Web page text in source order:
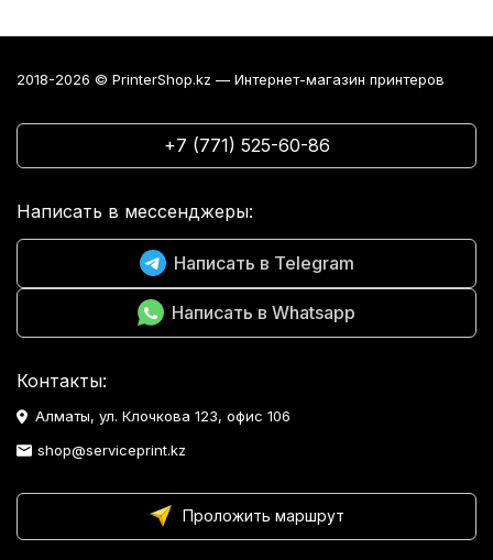
2018-2026 © PrinterShop.kz — Интернет-магазин принтеров
+7 (771) 525-60-86
Написать в мессенджеры:
Написать в Telegram
Написать в Whatsapp
Контакты:
Алматы, ул. Клочкова 123, офис 106
shop@serviceprint.kz
Проложить маршрут